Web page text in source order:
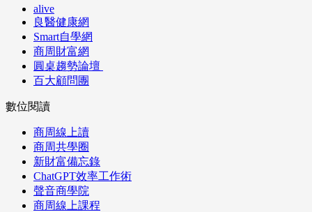
alive
良醫健康網
Smart自學網
商周財富網
圓桌趨勢論壇
百大顧問團
數位閱讀
商周線上讀
商周共學圈
新財富備忘錄
ChatGPT效率工作術
聲音商學院
商周線上課程